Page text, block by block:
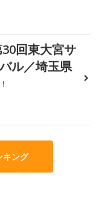
回東大宮サ
ル／埼玉県
キング